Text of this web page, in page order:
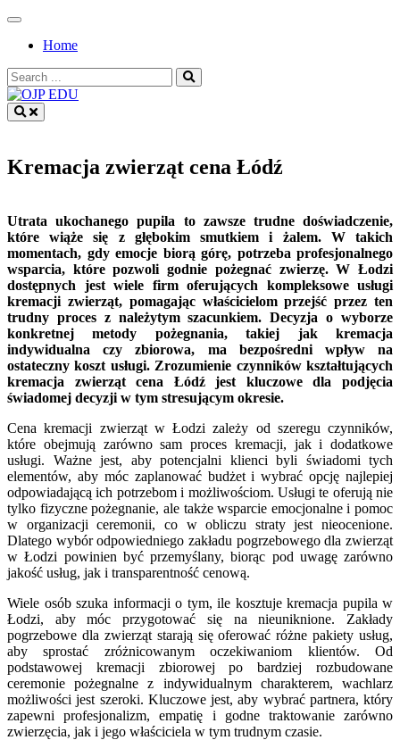
Skip
contentHome
Search
for:
Kremacja zwierząt cena Łódź
Utrata ukochanego pupila to zawsze trudne doświadczenie,
które wiąże się z głębokim smutkiem i żalem. W takich
momentach, gdy emocje biorą górę, potrzeba profesjonalnego
wsparcia, które pozwoli godnie pożegnać zwierzę. W Łodzi
dostępnych jest wiele firm oferujących kompleksowe usługi
kremacji zwierząt, pomagając właścicielom przejść przez ten
trudny proces z należytym szacunkiem. Decyzja o wyborze
konkretnej metody pożegnania, takiej jak kremacja
indywidualna czy zbiorowa, ma bezpośredni wpływ na
ostateczny koszt usługi. Zrozumienie czynników kształtujących
kremacja zwierząt cena Łódź jest kluczowe dla podjęcia
świadomej decyzji w tym stresującym okresie.
Cena kremacji zwierząt w Łodzi zależy od szeregu czynników,
które obejmują zarówno sam proces kremacji, jak i dodatkowe
usługi. Ważne jest, aby potencjalni klienci byli świadomi tych
elementów, aby móc zaplanować budżet i wybrać opcję najlepiej
odpowiadającą ich potrzebom i możliwościom. Usługi te oferują nie
tylko fizyczne pożegnanie, ale także wsparcie emocjonalne i pomoc
w organizacji ceremonii, co w obliczu straty jest nieocenione.
Dlatego wybór odpowiedniego zakładu pogrzebowego dla zwierząt
w Łodzi powinien być przemyślany, biorąc pod uwagę zarówno
jakość usług, jak i transparentność cenową.
Wiele osób szuka informacji o tym, ile kosztuje kremacja pupila w
Łodzi, aby móc przygotować się na nieuniknione. Zakłady
pogrzebowe dla zwierząt starają się oferować różne pakiety usług,
aby sprostać zróżnicowanym oczekiwaniom klientów. Od
podstawowej kremacji zbiorowej po bardziej rozbudowane
ceremonie pożegnalne z indywidualnym charakterem, wachlarz
możliwości jest szeroki. Kluczowe jest, aby wybrać partnera, który
zapewni profesjonalizm, empatię i godne traktowanie zarówno
zwierzęcia, jak i jego właściciela w tym trudnym czasie.